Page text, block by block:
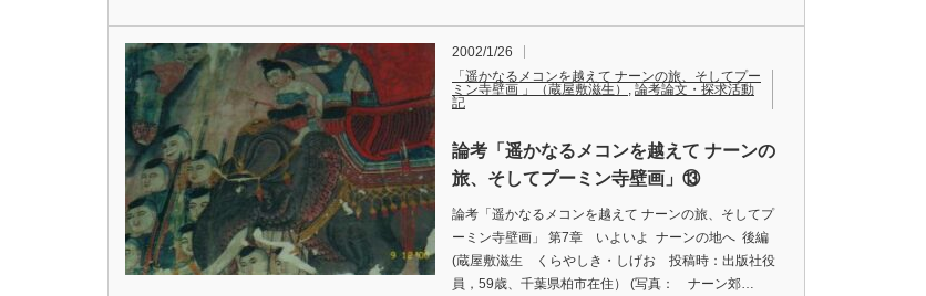
2002/1/26
「遥かなるメコンを越えて ナーンの旅、そしてプー
ミン寺壁画 」（蔵屋敷滋生） , 論考論文・探求活動
記
論考「遥かなるメコンを越えて ナーンの
旅、そしてプーミン寺壁画」⑬
論考「遥かなるメコンを越えて ナーンの旅、そしてプ
ーミン寺壁画」 第7章 いよいよ ナーンの地へ 後編
(蔵屋敷滋生 くらやしき・しげお 投稿時：出版社役
員，59歳、千葉県柏市在住） (写真： ナーン郊…